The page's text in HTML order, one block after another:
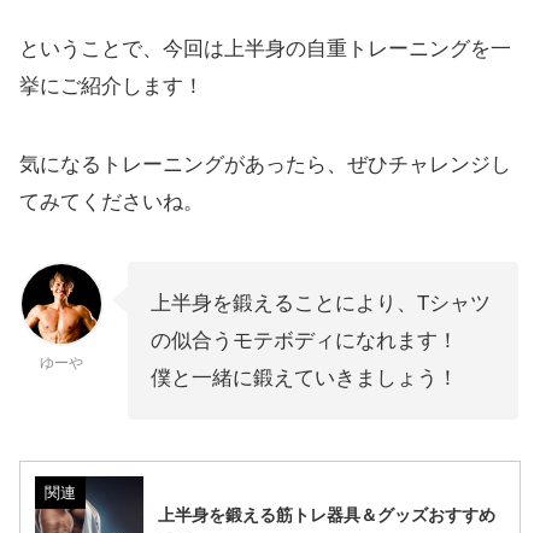
ということで、今回は上半身の自重トレーニングを一
挙にご紹介します！
気になるトレーニングがあったら、ぜひチャレンジし
てみてくださいね。
ゆーや
上半身を鍛えることにより、Tシャツ
の似合うモテボディになれます！
僕と一緒に鍛えていきましょう！
関連
上半身を鍛える筋トレ器具＆グッズおすすめ